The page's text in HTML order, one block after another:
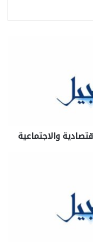
والاجتماعية